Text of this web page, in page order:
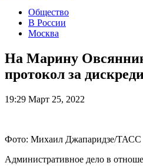
Общество
В России
Москва
На Марину
протокол за
19:29 Март 25, 2022
Фото: Михаил Джапаридзе/ТАСС
Административное дело в